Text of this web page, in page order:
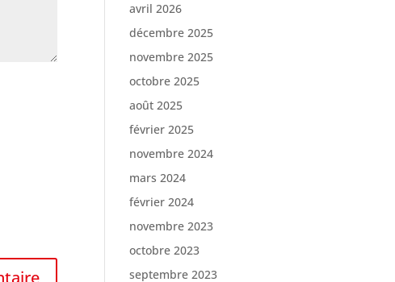
avril 2026
décembre 2025
novembre 2025
octobre 2025
août 2025
février 2025
novembre 2024
mars 2024
février 2024
novembre 2023
octobre 2023
septembre 2023